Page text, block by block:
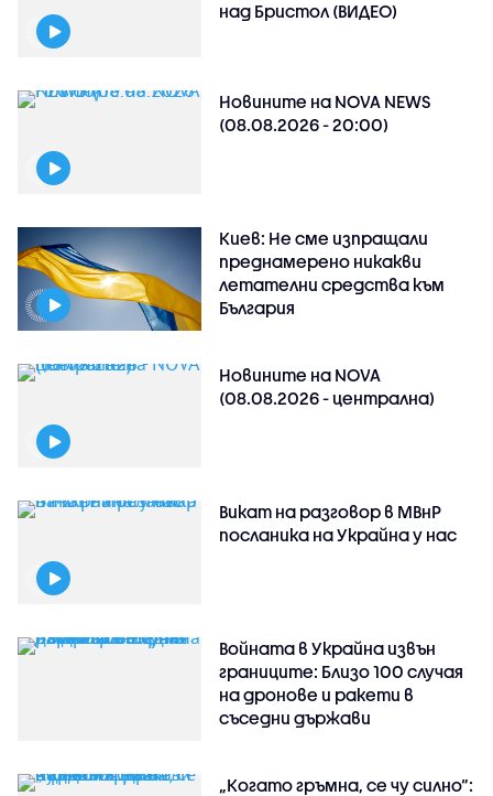
над Бристол (ВИДЕО)
Новините на NOVA NEWS
(08.08.2026 - 20:00)
Киев: Не сме изпращали
преднамерено никакви
летателни средства към
България
Новините на NOVA
(08.08.2026 - централна)
Викат на разговор в МВнР
посланика на Украйна у нас
Войната в Украйна извън
границите: Близо 100 случая
на дронове и ракети в
съседни държави
„Когато гръмна, се чу силно“: